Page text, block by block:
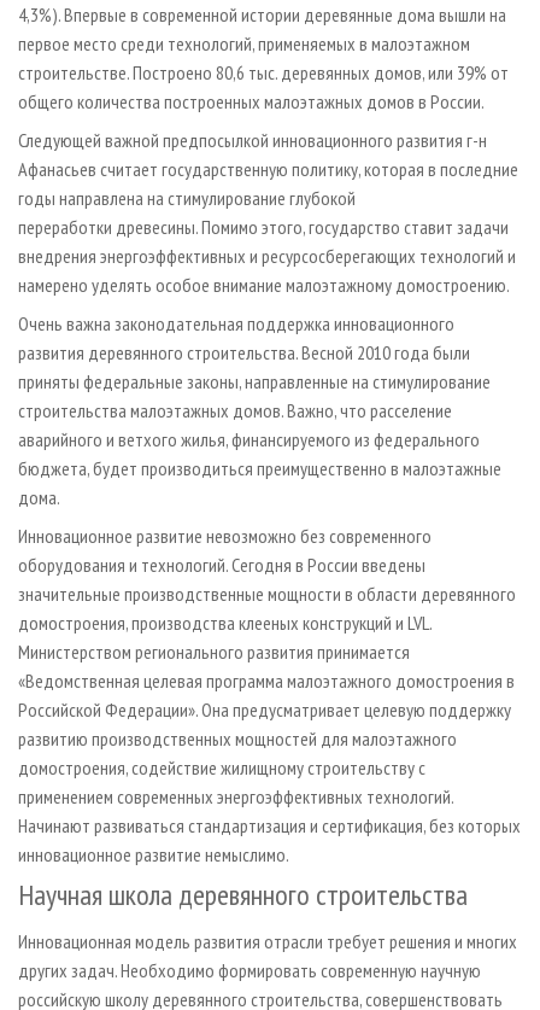
4,3%). Впервые в современной истории деревянные дома вышли на
первое место среди технологий, применяемых в малоэтажном
строительстве. Построено 80,6 тыс. деревянных домов, или 39% от
общего количества построенных малоэтажных домов в России.
Следующей важной предпосылкой инновационного развития г-н
Афанасьев считает государственную политику, которая в последние
годы направлена на стимулирование глубокой
переработки древесины. Помимо этого, государство ставит задачи
внедрения энергоэффективных и ресурсосберегающих технологий и
намерено уделять особое внимание малоэтажному домостроению.
Очень важна законодательная поддержка инновационного
развития деревянного строительства. Весной 2010 года были
приняты федеральные законы, направленные на стимулирование
строительства малоэтажных домов. Важно, что расселение
аварийного и ветхого жилья, финансируемого из федерального
бюджета, будет производиться преимущественно в малоэтажные
дома.
Инновационное развитие невозможно без современного
оборудования и технологий. Сегодня в России введены
значительные производственные мощности в области деревянного
домостроения, производства клееных конструкций и LVL.
Министерством регионального развития принимается
«Ведомственная целевая программа малоэтажного домостроения в
Российской Федерации». Она предусматривает целевую поддержку
развитию производственных мощностей для малоэтажного
домостроения, содействие жилищному строительству с
применением современных энергоэффективных технологий.
Начинают развиваться стандартизация и сертификация, без которых
инновационное развитие немыслимо.
Научная школа деревянного строительства
Инновационная модель развития отрасли требует решения и многих
других задач. Необходимо формировать современную научную
российскую школу деревянного строительства, совершенствовать